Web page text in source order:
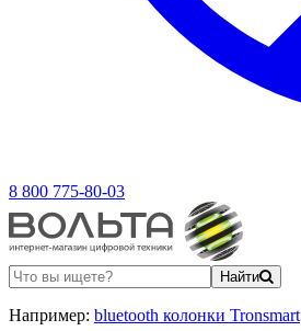
8 800 775-80-03
Найти
Например: bluetooth колонки Tronsmart